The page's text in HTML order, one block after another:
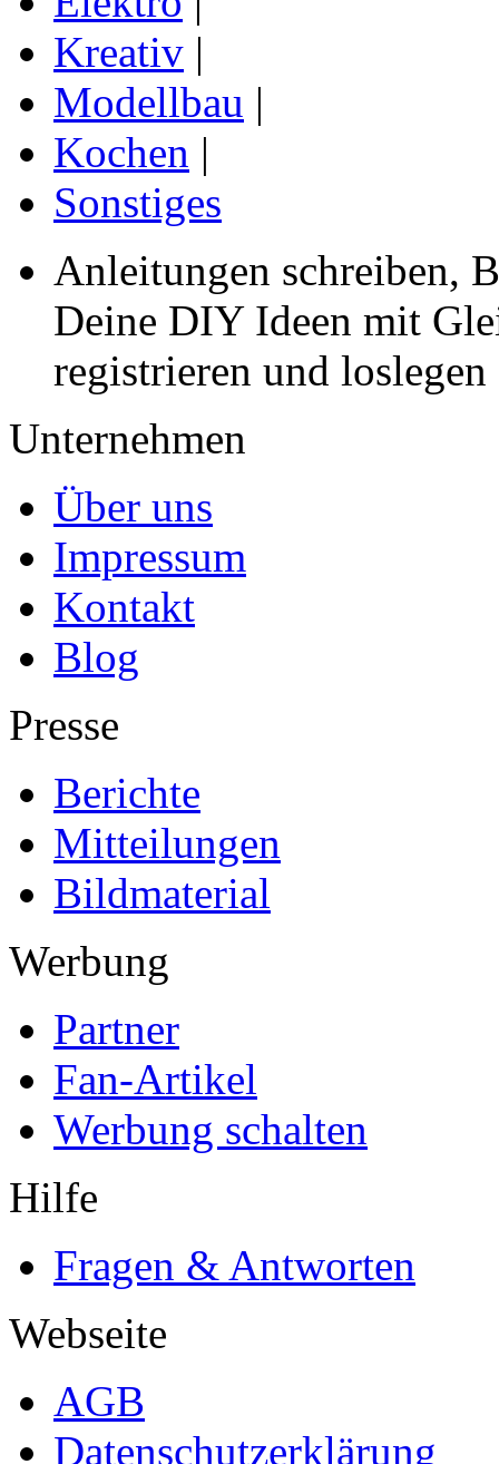
Kreativ |
Modellbau |
Kochen |
Sonstiges
Anleitungen schreiben,
Deine DIY Ideen mit
registrieren und loslegen
Unternehmen
Über uns
Impressum
Kontakt
Blog
Presse
Berichte
Mitteilungen
Bildmaterial
Werbung
Partner
Fan-Artikel
Werbung schalten
Hilfe
Fragen & Antworten
Webseite
AGB
Datenschutzerklärung